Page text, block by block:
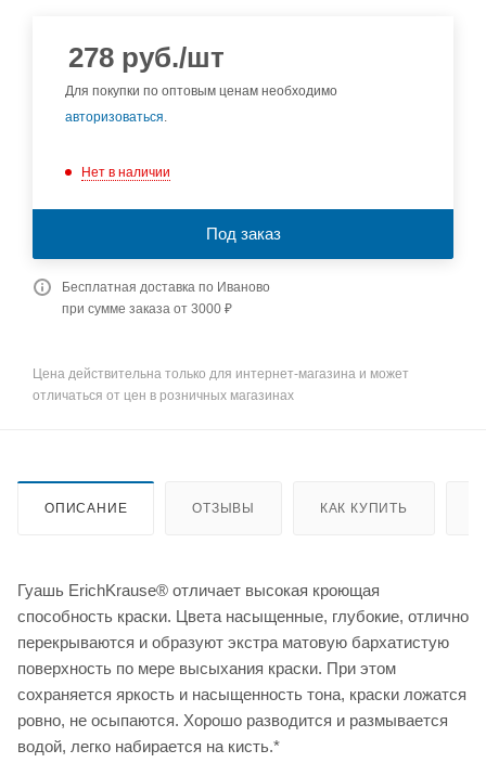
278 руб./шт
Для покупки по оптовым ценам необходимо
авторизоваться.
Нет в наличии
Под заказ
Бесплатная доставка по Иваново
при сумме заказа от 3000 ₽
Цена действительна только для интернет-магазина и может
отличаться от цен в розничных магазинах
ОПИСАНИЕ ОТЗЫВЫ КАК КУПИТЬ
Гуашь ErichKrause® отличает высокая кроющая
способность краски. Цвета насыщенные, глубокие, отлично
перекрываются и образуют экстра матовую бархатистую
поверхность по мере высыхания краски. При этом
сохраняется яркость и насыщенность тона, краски ложатся
ровно, не осыпаются. Хорошо разводится и размывается
водой, легко набирается на кисть.*